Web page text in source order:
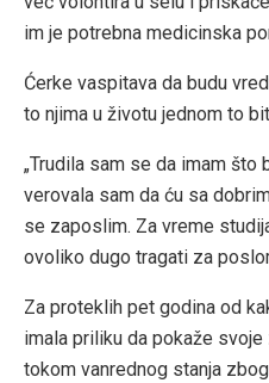
im je potrebna medicinska
Ćerke vaspitava da budu
to njima u životu jednom to
„Trudila sam se da imam što
verovala sam da ću sa
se zaposlim. Za vreme
ovoliko dugo tragati za
Za proteklih pet godina od
imala priliku da pokaže
tokom vanrednog stanja